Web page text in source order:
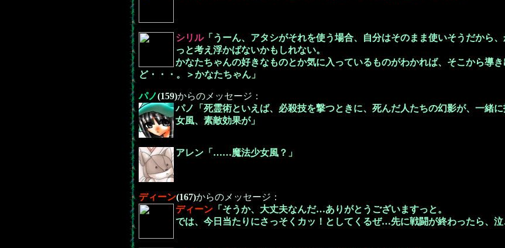
シリル「うーん、アタシがそれを使う場合、自分はそのまま使いそうだから
っと考え浮かばないかもしれない。
かなたちゃんの好きなものとか気に入っているものがわかれば、そこから導
ど・・・。＞かなたちゃん」
パノ(159)からのメッセージ：
パノ「死霊術といえば、必殺技を撃つときに、死んだ人たちの幻影が、一緒
女風、素敵効果が」
アレン「……魔法少女風？」
ディーン(167)からのメッセージ：
ディーン 「そうか、大丈夫なんだ…ありがとうございますっと。
では、今日当たりにさっそくカッ！としてくるぜ…先に戦闘が終わったら、泣